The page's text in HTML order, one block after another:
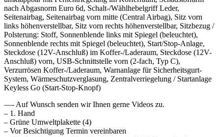
nach Abgasnorm Euro 6d, Schalt-/Wählhebelgriff Leder,
Seitenairbag, Seitenairbag vorn mitte (Central Airbag), Sitz vorn
links höhenverstellbar, Sitz vorn rechts höhenverstellbar, Sitzbezug /
Polsterung: Stoff, Sonnenblende links mit Spiegel (beleuchtet),
Sonnenblende rechts mit Spiegel (beleuchtet), Start/Stop-Anlage,
Steckdose (12V-Anschluß) im Koffer-/Laderaum, Steckdose (12V-
Anschluß) vorn, USB-Schnittstelle vorn (2-fach, Typ C),
Verzurrösen Koffer-/Laderaum, Warnanlage für Sicherheitsgurt-
System, Wärmeschutzverglasung, Zentralverriegelung / Startanlage
Keyless Go (Start-Stop-Knopf)
—- Auf Wunsch senden wir Ihnen gerne Videos zu.
– 1. Hand
– Grüne Umweltplakette (4)
– Vor Besichtigung Termin vereinbaren